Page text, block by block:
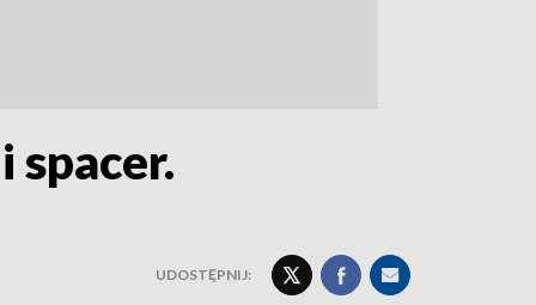
spacer.
UDOSTĘPNIJ: